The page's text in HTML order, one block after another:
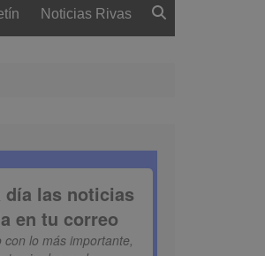
Noticias Rivas